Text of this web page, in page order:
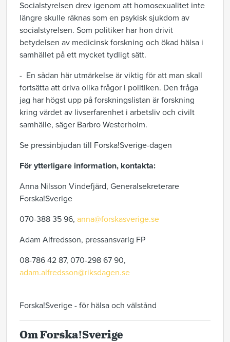
Socialstyrelsen drev igenom att homosexualitet inte
längre skulle räknas som en psykisk sjukdom av
socialstyrelsen. Som politiker har hon drivit
betydelsen av medicinsk forskning och ökad hälsa i
samhället på ett mycket tydligt sätt.
- En sådan här utmärkelse är viktig för att man skall
fortsätta att driva olika frågor i politiken. Den fråga
jag har högst upp på forskningslistan är forskning
kring värdet av livserfarenhet i arbetsliv och civilt
samhälle, säger Barbro Westerholm.
Se pressinbjudan till Forska!Sverige-dagen
För ytterligare information, kontakta:
Anna Nilsson Vindefjärd, Generalsekreterare
Forska!Sverige
070-388 35 96, anna@forskasverige.se
Adam Alfredsson, pressansvarig FP
08-786 42 87, 070-298 67 90,
adam.alfredsson@riksdagen.se
Forska!Sverige - för hälsa och välstånd
Om Forska!Sverige